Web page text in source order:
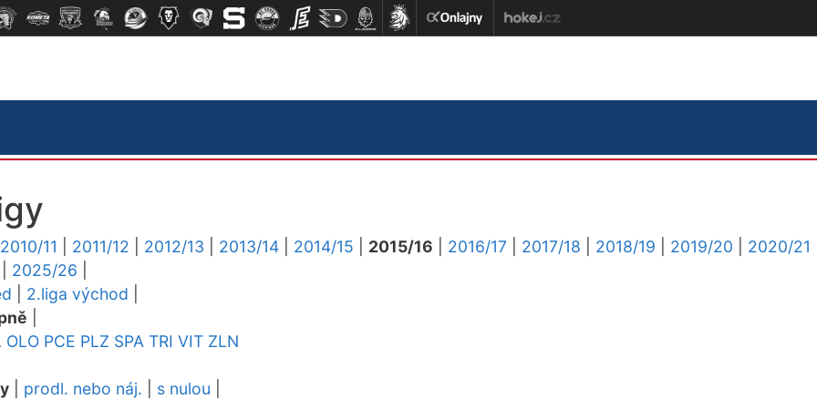
2010/11 2011/12 2012/13 2013/14 2014/15 2015/16 2016/17 2017/18 2018/19 2019/20
2020/21
2025/26
2.liga východ
OLO PCE PLZ SPA TRI VIT ZLN
prodl. nebo náj. s nulou